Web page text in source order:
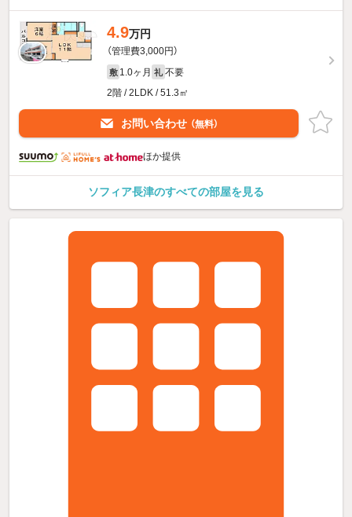
4.9万円
（管理費3,000円）
敷 1.0ヶ月 礼 不要
2階 / 2LDK / 51.3㎡
お問い合わせ （無料）
ほか提供
ソフィア長津のすべての部屋を見る